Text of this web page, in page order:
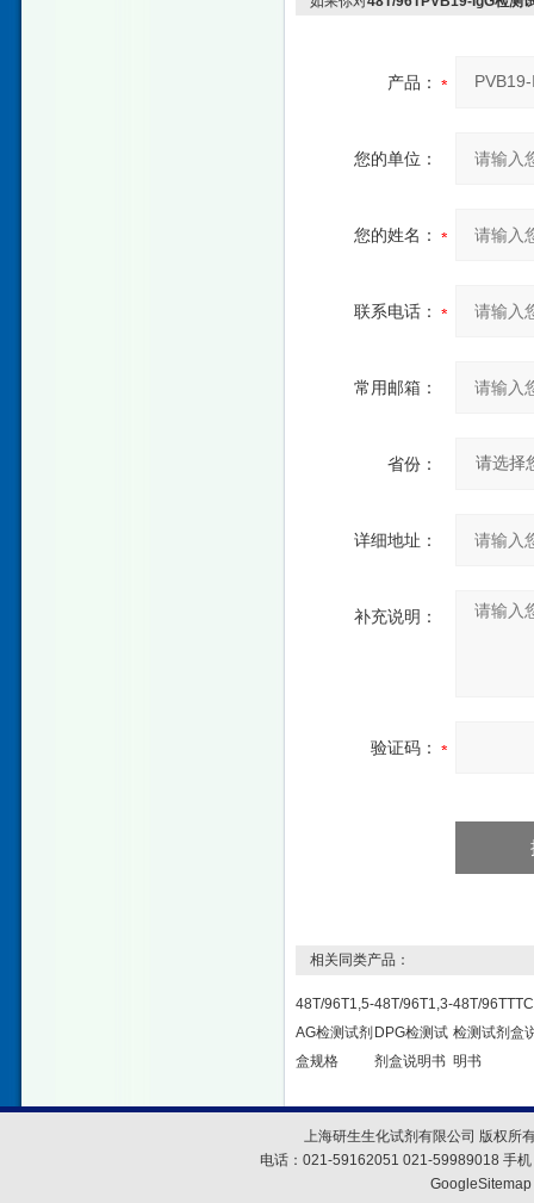
产品：
您的单位：
您的姓名：
联系电话：
常用邮箱：
省份：
详细地址：
补充说明：
验证码：
相关同类产品：
48T/96T1,5-
AG检测试剂
盒规格
48T/96T1,3-
DPG检测试
剂盒说明书
48T/
检测试剂盒
明书
上海研生生化试剂有限公司 版权所
电话：021-59162051 021-59989018 手
GoogleSitemap